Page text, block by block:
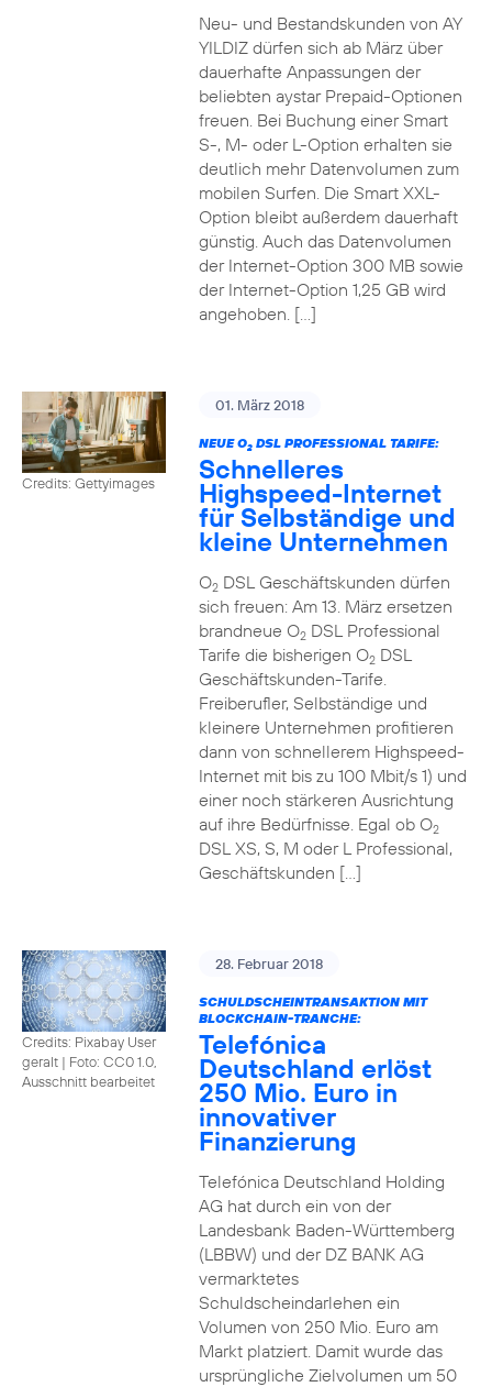
Neu- und Bestandskunden von AY
YILDIZ dürfen sich ab März über
dauerhafte Anpassungen der
beliebten aystar Prepaid-Optionen
freuen. Bei Buchung einer Smart
S-, M- oder L-Option erhalten sie
deutlich mehr Datenvolumen zum
mobilen Surfen. Die Smart XXL-
Option bleibt außerdem dauerhaft
günstig. Auch das Datenvolumen
der Internet-Option 300 MB sowie
der Internet-Option 1,25 GB wird
angehoben. […]
Credits: Gettyimages
01. März 2018
NEUE O2DSL PROFESSIONAL TARIFE:
Schnelleres
Highspeed-Internet
für Selbständige und
kleine Unternehmen
O2DSL Geschäftskunden dürfen
sich freuen: Am 13. März ersetzen
brandneue O2DSL Professional
Tarife die bisherigen O2DSL
Geschäftskunden-Tarife.
Freiberufler, Selbständige und
kleinere Unternehmen profitieren
dann von schnellerem Highspeed-
Internet mit bis zu 100 Mbit/s 1) und
einer noch stärkeren Ausrichtung
auf ihre Bedürfnisse. Egal ob O2
DSL XS, S, M oder L Professional,
Geschäftskunden […]
Credits: Pixabay User
geralt | Foto: CC0 1.0,
Ausschnitt bearbeitet
28. Februar 2018
SCHULDSCHEINTRANSAKTION MIT
BLOCKCHAIN-TRANCHE:
Telefónica
Deutschland erlöst
250 Mio. Euro in
innovativer
Finanzierung
Telefónica Deutschland Holding
AG hat durch ein von der
Landesbank Baden-Württemberg
(LBBW) und der DZ BANK AG
vermarktetes
Schuldscheindarlehen ein
Volumen von 250 Mio. Euro am
Markt platziert. Damit wurde das
ursprüngliche Zielvolumen um 50